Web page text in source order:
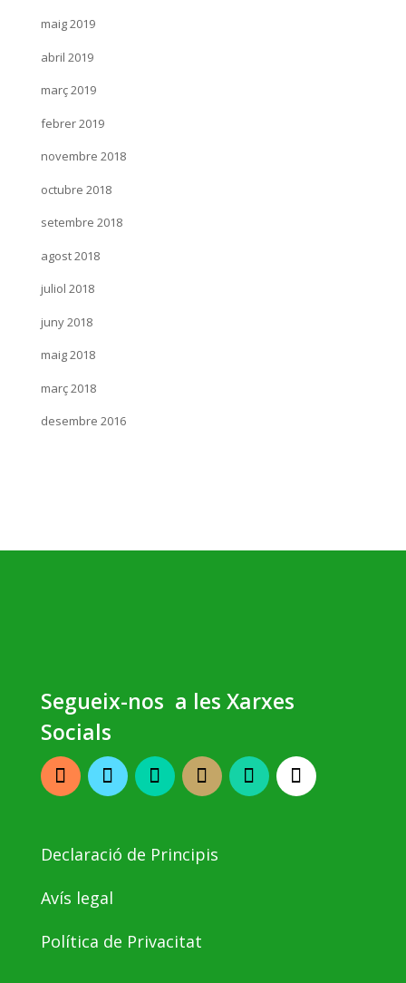
maig 2019
abril 2019
març 2019
febrer 2019
novembre 2018
octubre 2018
setembre 2018
agost 2018
juliol 2018
juny 2018
maig 2018
març 2018
desembre 2016
Segueix-nos a les Xarxes
Socials
Declaració de Principis
Avís legal
Política de Privacitat